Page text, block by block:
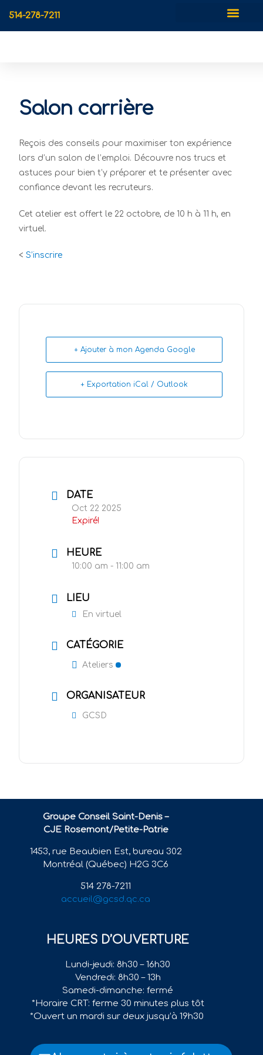
514-278-7211
Salon carrière
Reçois des conseils pour maximiser ton expérience
lors d’un salon de l’emploi. Découvre nos trucs et
astuces pour bien t’y préparer et te présenter avec
confiance devant les recruteurs.
Cet atelier est offert le 22 octobre, de 10 h à 11 h, en
virtuel.
<S’inscrire
+ Ajouter à mon Agenda Google
+ Exportation iCal / Outlook
DATE
Oct 22 2025
Expiré!
HEURE
10:00 am - 11:00 am
LIEU
En virtuel
CATÉGORIE
Ateliers
ORGANISATEUR
GCSD
Groupe Conseil Saint-Denis –
CJE Rosemont/Petite-Patrie
1453, rue Beaubien Est, bureau 302
Montréal (Québec) H2G 3C6
514 278-7211
accueil@gcsd.qc.ca
HEURES D’OUVERTURE
Lundi-jeudi: 8h30 – 16h30
Vendredi: 8h30 – 13h
Samedi-dimanche: fermé
*Horaire CRT: ferme 30 minutes plus tôt
*Ouvert un mardi sur deux jusqu’à 19h30